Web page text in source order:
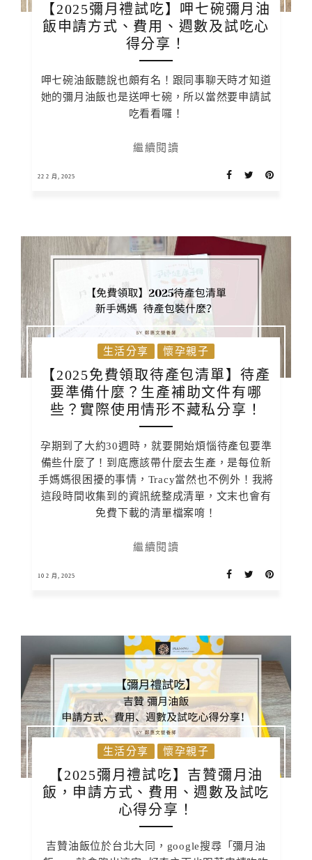
【2025彌月禮試吃】呷七碗彌月油
飯申請方式、費用、週數及試吃心
得分享！
呷七碗油飯聽說也頗有名！跟同事聊天時才知道
她的彌月油飯也是送呷七碗，所以當然要申請試
吃看看囉！
繼續閱讀
22 2 月, 2025
生活分享 懷孕親子
【2025免費領取待產包清單】待產
要準備什麼？生產補助文件有哪
些？實際使用情形不藏私分享！
孕期到了大約30週時，就要開始煩惱待產包要準
備些什麼了！到底應該帶什麼去生產，是每位新
手媽媽很困擾的事情，Tracy當然也不例外！我將
這段時間收集到的資訊統整成清單，文末也會有
免費下載的清單檔案唷！
繼續閱讀
10 2 月, 2025
生活分享 懷孕親子
【2025彌月禮試吃】吉贊彌月油
飯，申請方式、費用、週數及試吃
心得分享！
吉贊油飯位於台北大同，google搜尋「彌月油